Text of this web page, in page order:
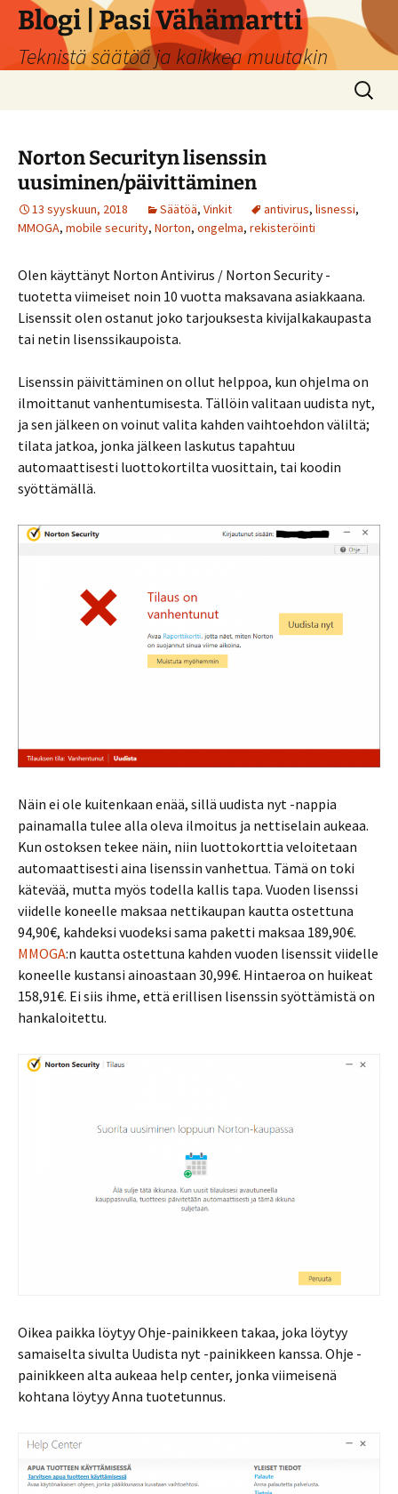
Siirry
sisältöön
Blogi | Pasi Vähämartti
Teknistä säätöä ja kaikkea muutakin
Haku:
Norton Securityn lisenssin
uusiminen/päivittäminen
13 syyskuun, 2018 Säätöä, Vinkit antivirus, lisnessi,
MMOGA, mobile security, Norton, ongelma, rekisteröinti
Olen käyttänyt Norton Antivirus / Norton Security -
tuotetta viimeiset noin 10 vuotta maksavana asiakkaana.
Lisenssit olen ostanut joko tarjouksesta kivijalkakaupasta
tai netin lisenssikaupoista.
Lisenssin päivittäminen on ollut helppoa, kun ohjelma on
ilmoittanut vanhentumisesta. Tällöin valitaan uudista nyt,
ja sen jälkeen on voinut valita kahden vaihtoehdon väliltä;
tilata jatkoa, jonka jälkeen laskutus tapahtuu
automaattisesti luottokortilta vuosittain, tai koodin
syöttämällä.
Näin ei ole kuitenkaan enää, sillä uudista nyt -nappia
painamalla tulee alla oleva ilmoitus ja nettiselain aukeaa.
Kun ostoksen tekee näin, niin luottokorttia veloitetaan
automaattisesti aina lisenssin vanhettua. Tämä on toki
kätevää, mutta myös todella kallis tapa. Vuoden lisenssi
viidelle koneelle maksaa nettikaupan kautta ostettuna
94,90€, kahdeksi vuodeksi sama paketti maksaa 189,90€.
MMOGA:n kautta ostettuna kahden vuoden lisenssit viidelle
koneelle kustansi ainoastaan 30,99€. Hintaeroa on huikeat
158,91€. Ei siis ihme, että erillisen lisenssin syöttämistä on
hankaloitettu.
Oikea paikka löytyy Ohje-painikkeen takaa, joka löytyy
samaiselta sivulta Uudista nyt -painikkeen kanssa. Ohje -
painikkeen alta aukeaa help center, jonka viimeisenä
kohtana löytyy Anna tuotetunnus.